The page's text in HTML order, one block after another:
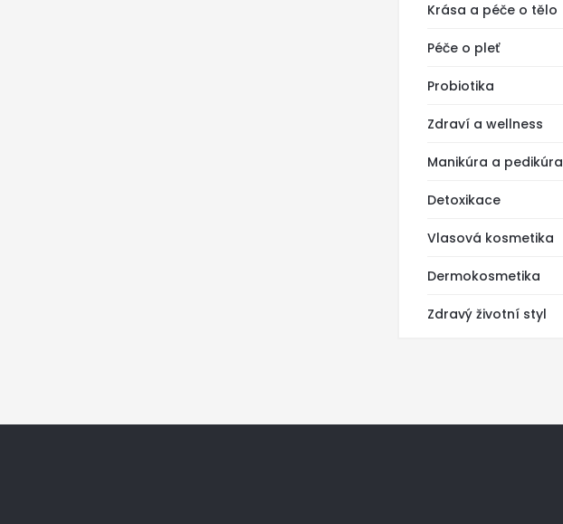
Krása a péče o tělo
Péče o pleť
Probiotika
Zdraví a wellness
Manikúra a pedikúra
Detoxikace
Vlasová kosmetika
Dermokosmetika
Zdravý životní styl